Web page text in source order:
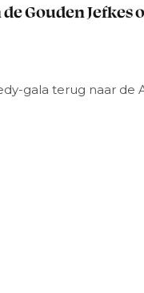
Gouden Jefkes
gala terug naar de